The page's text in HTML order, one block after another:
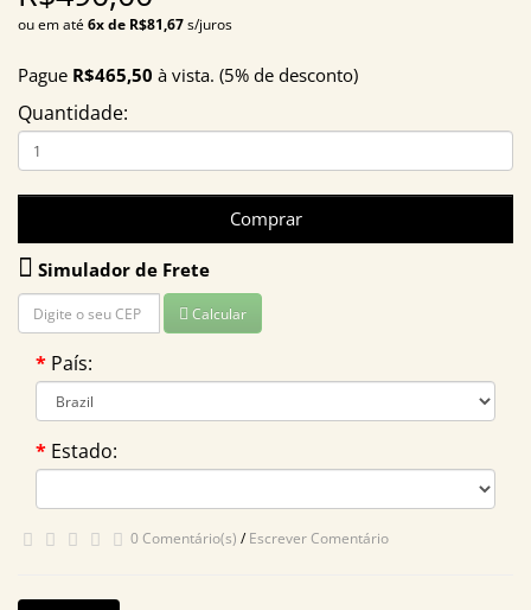
ou em até6x de R$81,67s/juros
Pague R$465,50 à vista. (5% de desconto)
Quantidade:
Comprar
Simulador de Frete
Calcular
País:
Estado:
0 Comentário(s) /Escrever Comentário